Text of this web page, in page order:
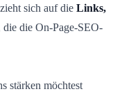
sich auf die Links,
die die On-Page-SEO-
stärken möchtest